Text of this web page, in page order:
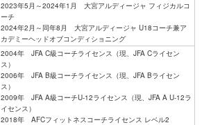
2023年5月～2024年1月 大宮アルディージャ フィジカルコ
ーチ
2024年2月～同年8月 大宮アルディージャ U18コーチ兼ア
カデミーヘッドオブコンディショニング
2004年 JFA C級コーチライセンス（現、JFA Cライセン
ス）
2006年 JFA B級コーチライセンス（現、JFA Bライセン
ス）
2009年 JFA A級コーチU-12ライセンス（現、JFA A U-12ラ
イセンス）
2018年 AFCフィットネスコーチライセンス レベル2